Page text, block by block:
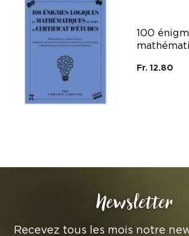
100
Fr. 12.80
Newsletter
Recevez tous les mois notre